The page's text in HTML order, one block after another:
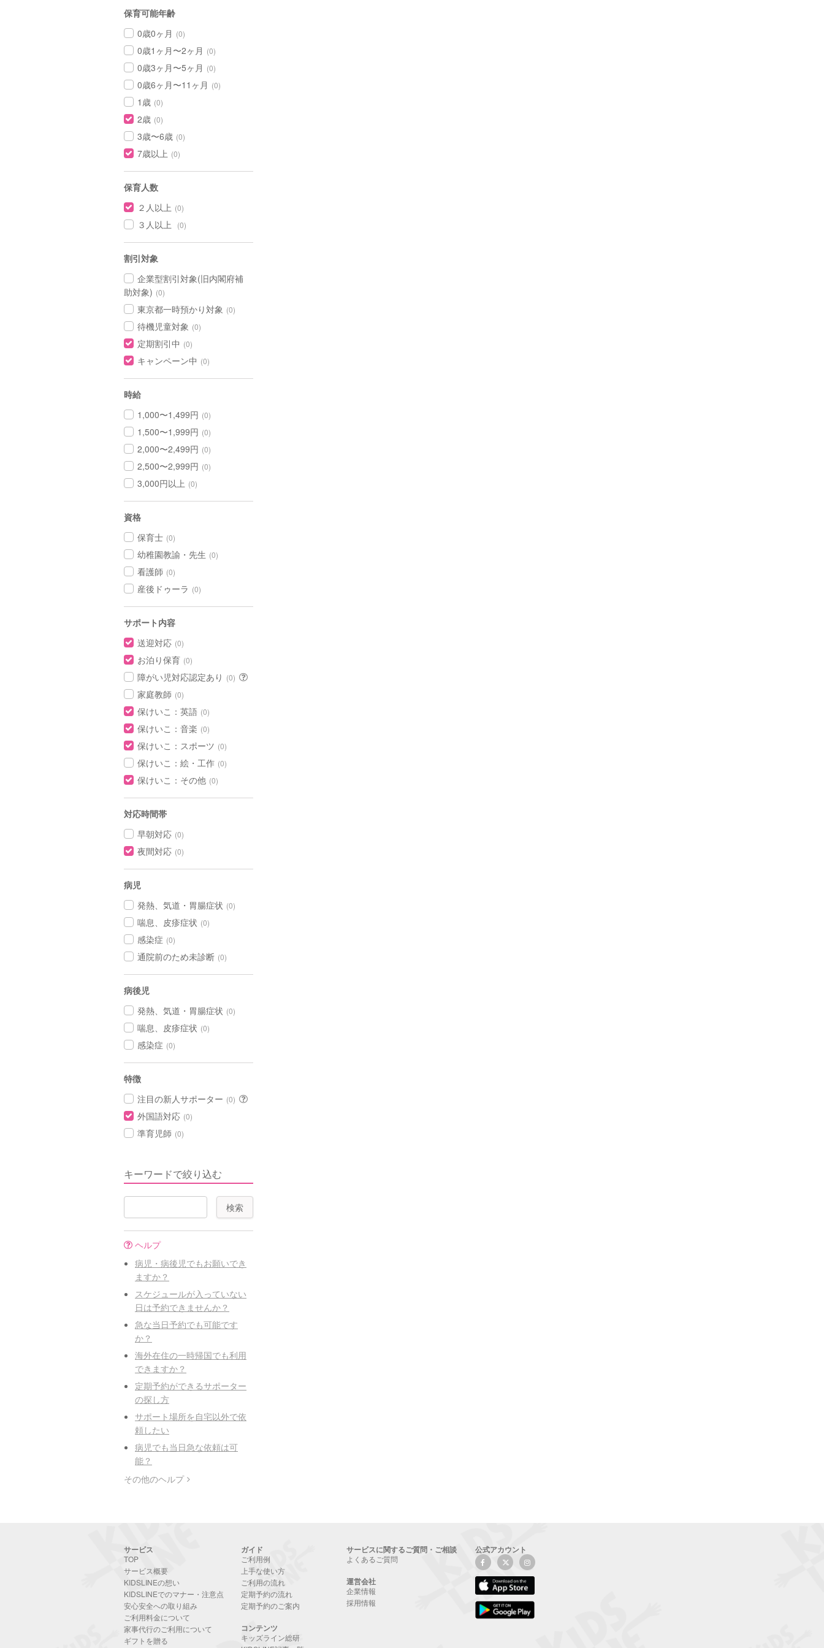
保育可能年齢
0歳0ヶ月 (0)
0歳1ヶ月〜2ヶ月 (0)
0歳3ヶ月〜5ヶ月 (0)
0歳6ヶ月〜11ヶ月 (0)
1歳 (0)
2歳 (0)
3歳〜6歳 (0)
7歳以上 (0)
保育人数
２人以上 (0)
３人以上 (0)
割引対象
企業型割引対象(旧内閣府補
助対象) (0)
東京都一時預かり対象 (0)
待機児童対象 (0)
定期割引中 (0)
キャンペーン中 (0)
時給
1,000〜1,499円 (0)
1,500〜1,999円 (0)
2,000〜2,499円 (0)
2,500〜2,999円 (0)
3,000円以上 (0)
資格
保育士 (0)
幼稚園教諭・先生 (0)
看護師 (0)
産後ドゥーラ (0)
サポート内容
送迎対応 (0)
お泊り保育 (0)
障がい児対応認定あり (0)
家庭教師 (0)
保けいこ：英語 (0)
保けいこ：音楽 (0)
保けいこ：スポーツ (0)
保けいこ：絵・工作 (0)
保けいこ：その他 (0)
対応時間帯
早朝対応 (0)
夜間対応 (0)
病児
発熱、気道・胃腸症状 (0)
喘息、皮疹症状 (0)
感染症 (0)
通院前のため未診断 (0)
病後児
発熱、気道・胃腸症状 (0)
喘息、皮疹症状 (0)
感染症 (0)
特徴
注目の新人サポーター (0)
外国語対応 (0)
準育児師 (0)
キーワードで絞り込む
ヘルプ
病児・病後児でもお願いでき
ますか？
スケジュールが入っていない
日は予約できませんか？
急な当日予約でも可能です
か？
海外在住の一時帰国でも利用
できますか？
定期予約ができるサポーター
の探し方
サポート場所を自宅以外で依
頼したい
病児でも当日急な依頼は可
能？
その他のヘルプ
サービス
TOP
サービス概要
KIDSLINEの想い
KIDSLINEでのマナー・注意点
安心安全への取り組み
ご利用料金について
家事代行のご利用について
ギフトを贈る
ガイド
ご利用例
上手な使い方
ご利用の流れ
定期予約の流れ
定期予約のご案内
コンテンツ
キッズライン総研
サービスに関するご質問・ご相談
よくあるご質問
運営会社
企業情報
採用情報
公式アカウント